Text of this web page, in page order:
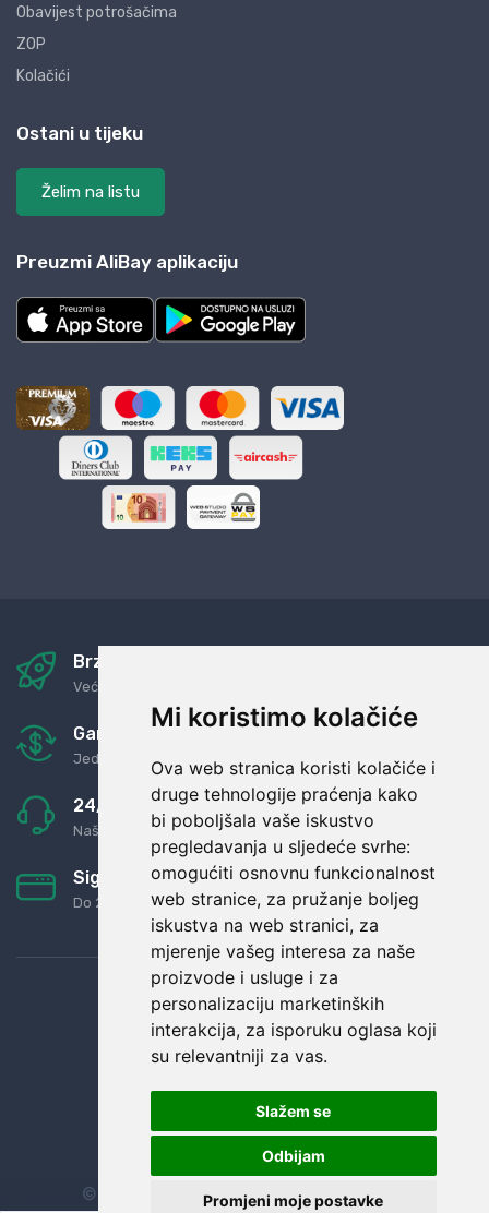
Mi koristimo kolačiće
Ova web stranica koristi kolačiće i
druge tehnologije praćenja kako
bi poboljšala vaše iskustvo
pregledavanja u sljedeće svrhe:
omogućiti osnovnu funkcionalnost
web stranice, za pružanje boljeg
iskustva na web stranici, za
mjerenje vašeg interesa za naše
proizvode i usluge i za
personalizaciju marketinških
interakcija, za isporuku oglasa koji
su relevantniji za vas.
Slažem se
Odbijam
Promjeni moje postavke
Obavijest potrošačima
ZOP
Kolačići
Ostani u tijeku
Želim na listu
Preuzmi AliBay aplikaciju
Brza i sigurna dostava
Već za nekoliko dana kod vas
Garancija u povrat novaca
Jednostavno pravilo: Roba za novac
24/7 odlična podrška
Naši agenti uvijek na raspolaganju
Sigurno obročno plaćanje
Do 24 rata bez kamata
© Sva prava zadržana. Dopi grupa d.o.o.